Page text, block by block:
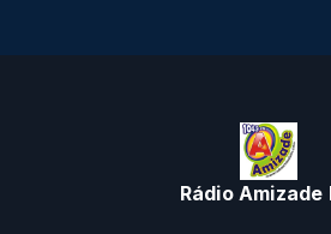
Rádio Amizade